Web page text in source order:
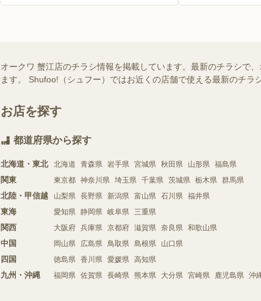
オークワ 蟹江店のチラシ情報を掲載しています。最新のチラシで
ます。 Shufoo!（シュフー）ではお近くの店舗で使える最新のチ
お店を探す
都道府県から探す
北海道・東北 北海道 青森県 岩手県 宮城県 秋田県 山形県 福島県
関東 東京都 神奈川県 埼玉県 千葉県 茨城県 栃木県 群馬県
北陸・甲信越 山梨県 長野県 新潟県 富山県 石川県 福井県
東海 愛知県 静岡県 岐阜県 三重県
関西 大阪府 兵庫県 京都府 滋賀県 奈良県 和歌山県
中国 岡山県 広島県 鳥取県 島根県 山口県
四国 徳島県 香川県 愛媛県 高知県
九州・沖縄 福岡県 佐賀県 長崎県 熊本県 大分県 宮崎県 鹿児島県 沖